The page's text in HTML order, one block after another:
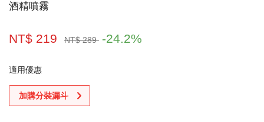
酒精噴霧
NT$ 219 NT$ 289 -24.2%
適用優惠
加購分裝漏斗